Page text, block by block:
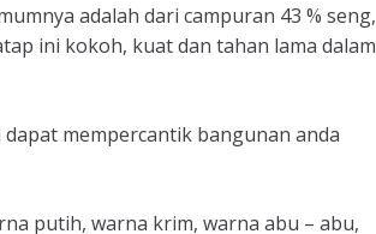
adalah dari campuran 43 % seng,
ini kokoh, kuat dan tahan lama dalam
mempercantik bangunan anda
putih, warna krim, warna abu – abu,